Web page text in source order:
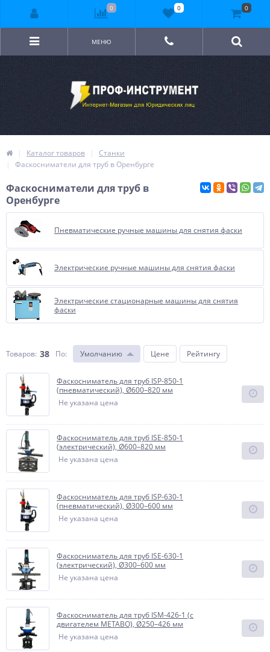
МЕНЮ
Каталог товаров
Станки
Фаскосниматели для труб в Оренбурге
Фаскосниматели для труб в
Оренбурге
Пневматические ручные машины для снятия фаски
Электрические ручные машины для снятия фаски
Электрические стационарные машины для снятия
фаски
Товаров: 38 По: Умолчанию Цене Рейтингу
Фаскосниматель для труб ISP-850-1
(пневматический), Ø600–820 мм
Не указана цена
Фаскосниматель для труб ISE-850-1
(электрический), Ø600–820 мм
Не указана цена
Фаскосниматель для труб ISP-630-1
(пневматический), Ø300–600 мм
Не указана цена
Фаскосниматель для труб ISE-630-1
(электрический), Ø300–600 мм
Не указана цена
Фаскосниматель для труб ISM-426-1 (с
двигателем METABO), Ø250–426 мм
Не указана цена
0 0 0